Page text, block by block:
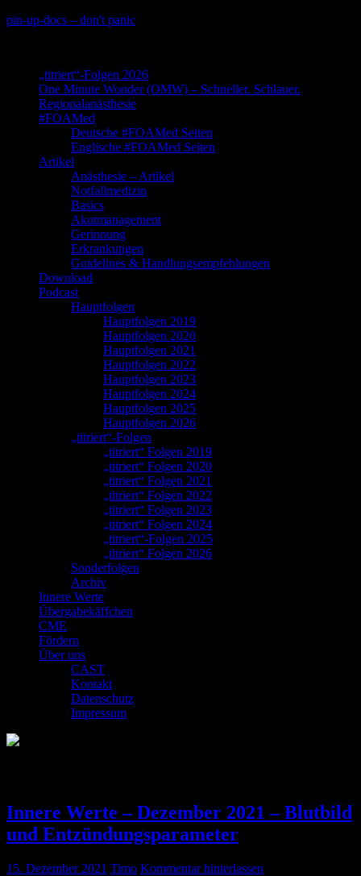
Skip
pin-up-docs – don't panic
„titriert“-Folgen 2026
One Minute Wonder (OMW) – Schneller. Schlauer.
Regionalanästhesie
#FOAMed
Deutsche #FOAMed Seiten
Englische #FOAMed Seiten
Artikel
Anästhesie – Artikel
Notfallmedizin
Basics
Akutmanagement
Gerinnung
Erkrankungen
Guidelines & Handlungsempfehlungen
Download
Podcast
Hauptfolgen
Hauptfolgen 2019
Hauptfolgen 2020
Hauptfolgen 2021
Hauptfolgen 2022
Hauptfolgen 2023
Hauptfolgen 2024
Hauptfolgen 2025
Hauptfolgen 2026
„titriert“-Folgen
„titriert“ Folgen 2019
„titriert“ Folgen 2020
„titriert“ Folgen 2021
„titriert“ Folgen 2022
„titriert“ Folgen 2023
„titriert“ Folgen 2024
„titriert“-Folgen 2025
„titriert“ Folgen 2026
Sonderfolgen
Archiv
Innere Werte
Übergabekäffchen
CME
Fördern
Über uns
CAST
Kontakt
Datenschutz
Impressum
Innere Werte – Dezember 2021 – Blutbild
und Entzündungsparameter
15. Dezember 2021 Timo Kommentar hinterlassen